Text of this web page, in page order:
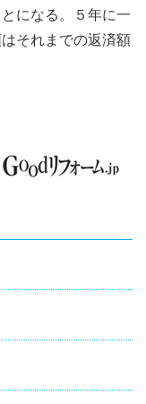
になる。５年に一
それまでの返済額